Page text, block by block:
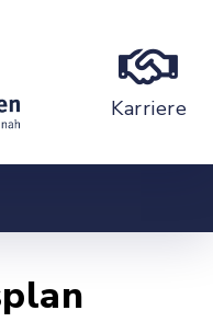
Karriere